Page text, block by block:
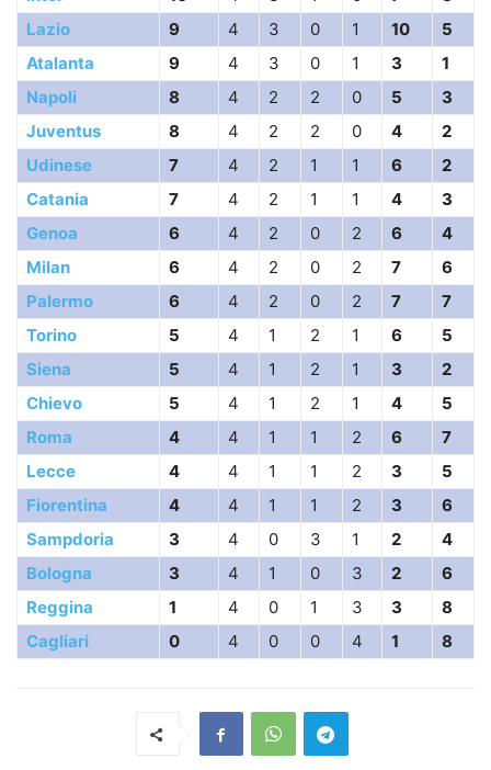
Lazio
9 4 3 0 1 10
5
Atalanta
9 4 3 0 1 3
1
Napoli
8 4 2 2 0 5
3
Juventus
8 4 2 2 0 4
2
Udinese
7 4 2 1 1 6
2
Catania
7 4 2 1 1 4
3
Genoa
6 4 2 0 2 6
4
Milan
6 4 2 0 2 7
6
Palermo
6 4 2 0 2 7
7
Torino
5 4 1 2 1 6
5
Siena
5 4 1 2 1 3
2
Chievo
5 4 1 2 1 4
5
Roma
4 4 1 1 2 6
7
Lecce
4 4 1 1 2 3
5
Fiorentina
4 4 1 1 2 3
6
Sampdoria
3 4 0 3 1 2
4
Bologna
3 4 1 0 3 2
6
Reggina
1 4 0 1 3 3
8
Cagliari
0 4 0 0 4 1 8